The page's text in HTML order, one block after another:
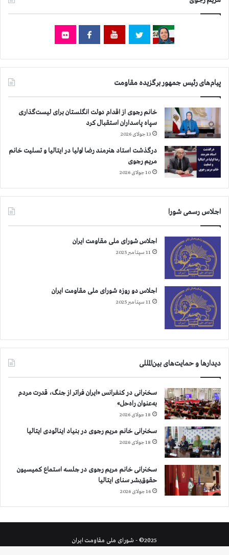
پیام‌های رئیس جمهور برگزیده مقاومت
خانم رجوی از اقدام دولت انگلستان برای لیست‌گذاری
سپاه پاسداران استقبال کرد
13 جولای 2026
درگذشت استاد هنرمند رضا اولیا در ایتالیا و تسلیت خانم
مریم رجوی
10 جولای 2026
اجلاس رسمی شورا
اجلاس شورای ملی مقاومت ایران
11 سپتامبر 2025
اجلاس دو روزه شورای ملی مقاومت ایران
11 سپتامبر 2025
دیدارها و حمایت‌های بین‌المللی
سخنرانی در کنفرانس «ایران فراتر از جنگ، قدرت مردم
به‌عنوان راه‌حل»
18 جولای 2026
سخنرانی خانم مریم رجوی در بنیاد اینائودی ایتالیا
18 جولای 2026
سخنرانی خانم مریم رجوی در جلسه استماع کمیسیون
حقوق‌بشر سنای ایتالیا
16 جولای 2026
2025© - شورای ملی مقاومت ایران